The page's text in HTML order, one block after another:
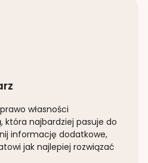
prawo własności
, która najbardziej pasuje do
informację dodatkowe,
jak najlepiej rozwiązać